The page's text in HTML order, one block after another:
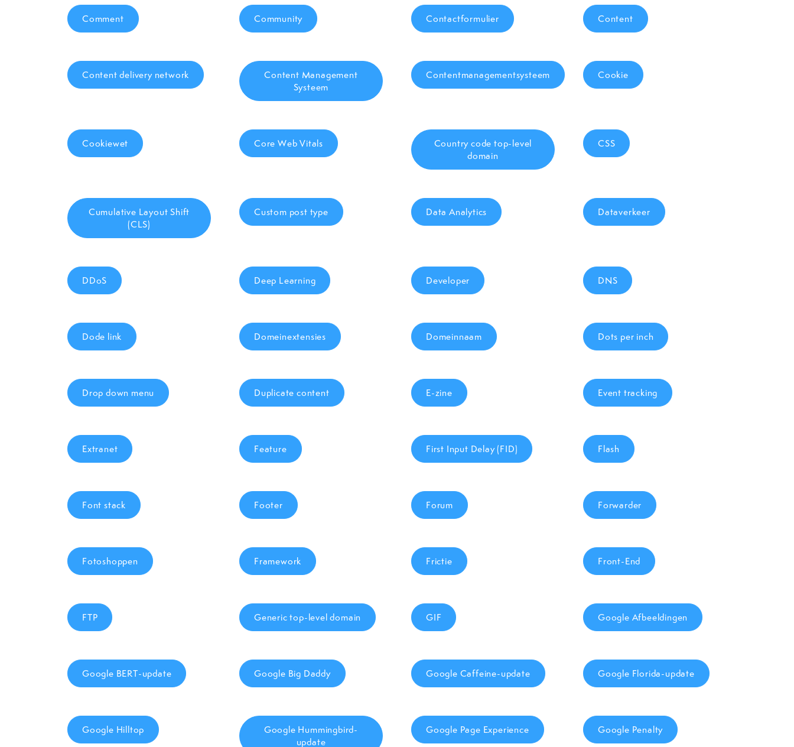
Comment Community Contactformulier Content
Content delivery network
Content Management
Systeem
Contentmanagementsysteem Cookie
Cookiewet Core Web Vitals
Country code top-level
domain
CSS
Cumulative Layout Shift
(CLS)
Custom post type Data Analytics Dataverkeer
DDoS Deep Learning Developer DNS
Dode link Domeinextensies Domeinnaam Dots per inch
Drop down menu Duplicate content E-zine Event tracking
Extranet Feature First Input Delay (FID) Flash
Font stack Footer Forum Forwarder
Fotoshoppen Framework Frictie Front-End
FTP Generic top-level domain GIF Google Afbeeldingen
Google BERT-update Google Big Daddy Google Caffeine-update Google Florida-update
Google Hilltop
Google Hummingbird-
update
Google Page Experience Google Penalty